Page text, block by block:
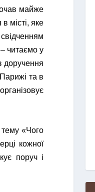
майже
місті, яке
читаємо у
доручення
та в
тему «Чого
кожної
поруч і